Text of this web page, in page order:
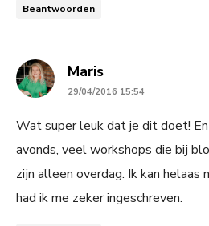
Beantwoorden
Marissays:
29/04/2016 15:54
Wat super leuk dat je dit doet! En
avonds, veel workshops die bij
zijn alleen overdag. Ik kan helaas
had ik me zeker ingeschreven.